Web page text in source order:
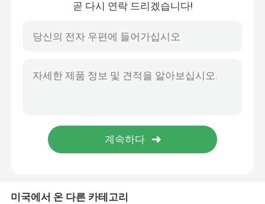
손수레 노
곧 다시 연락 드리겠습니다!
미국에서 온 다른 카테고리